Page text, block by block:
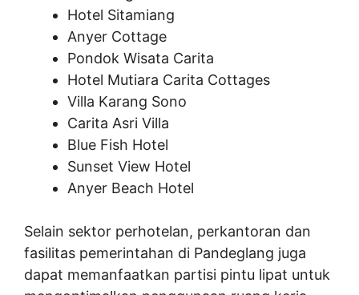
Hotel Sitamiang
Anyer Cottage
Pondok Wisata Carita
Hotel Mutiara Carita Cottages
Villa Karang Sono
Carita Asri Villa
Blue Fish Hotel
Sunset View Hotel
Anyer Beach Hotel
Selain sektor perhotelan, perkantoran dan
fasilitas pemerintahan di Pandeglang juga
dapat memanfaatkan partisi pintu lipat untuk